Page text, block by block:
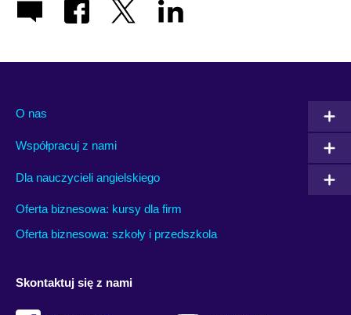
O nas
Współpracuj z nami
Dla nauczycieli angielskiego
Oferta biznesowa: kursy dla firm
Oferta biznesowa: szkoły i przedszkola
Skontaktuj się z nami